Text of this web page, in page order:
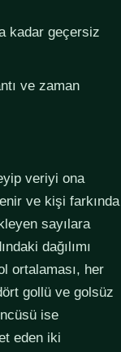
kadar geçersiz
ve zaman
veriyi ona
ve kişi farkında
sayılara
dağılımı
ortalaması, her
gollü ve golsüz
ise
eden iki